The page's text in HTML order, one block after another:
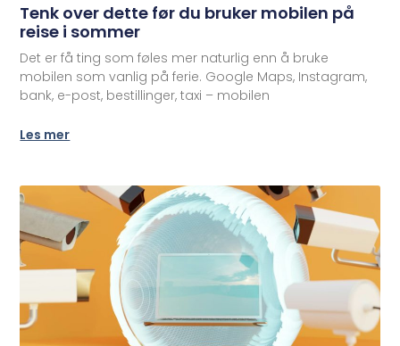
Tenk over dette før du bruker mobilen på
reise i sommer
Det er få ting som føles mer naturlig enn å bruke
mobilen som vanlig på ferie. Google Maps, Instagram,
bank, e-post, bestillinger, taxi – mobilen
Les mer